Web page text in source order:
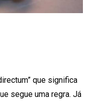
que significa
segue uma regra. Já